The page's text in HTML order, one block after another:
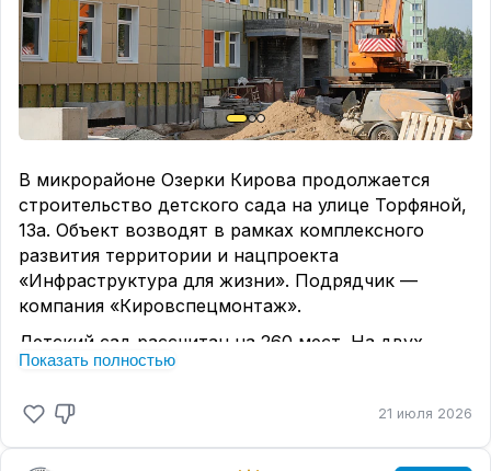
В микрорайоне Озерки Кирова продолжается
строительство детского сада на улице Торфяной,
13а. Объект возводят в рамках комплексного
развития территории и нацпроекта
«Инфраструктура для жизни». Подрядчик —
компания «Кировспецмонтаж».
Детский сад рассчитан на 260 мест. На двух
этажах разместятся 12 групп, музыкальный и
логопеда, бассейн, пищеблок и кружковые
комнаты.
Показать полностью
21 июля 2026